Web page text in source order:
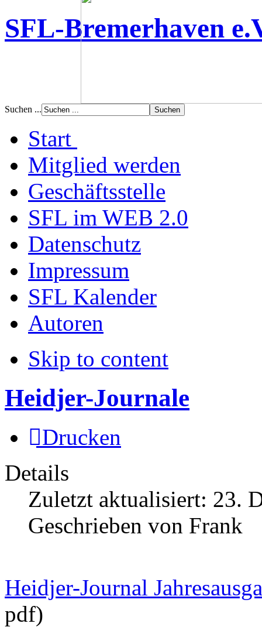
SFL-Bremerhaven
Suchen ...
Start
Mitglied werden
Geschäftsstelle
SFL im WEB 2.0
Datenschutz
Impressum
SFL Kalender
Autoren
Skip to content
Heidjer-Journale
Drucken
Details
Zuletzt aktualisiert: 23.
Geschrieben von Frank
Heidjer-Journal
pdf)